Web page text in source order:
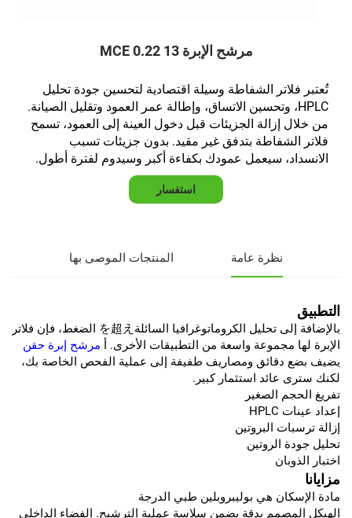
مرشح الإبرة 13 0.22 MCE
تُعتبر فلاتر الشفاطة وسيلة اقتصادية لتحسين جودة تحليل
HPLC، وتحسين الاتساق، وإطالة عمر العمود وتقليل الصيانة.
من خلال إزالة الجزيئات قبل دخول العينة إلى العمود، تسمح
فلاتر الشفاطة بتدفق غير مقيد. بدون جزيئات تسبب
الانسداد، سيعمل عمودك بكفاءة أكبر وسيدوم لفترة أطول.
استفسار
نظرة عامة المنتجات الموصى بها
التطبيق
بالإضافة إلى تحليل الكروماتوغرافيا السائلةを超え الضغط، فإن فلاتر
الإبرة لها مجموعة واسعة من التطبيقات الأخرى. أ مرشح إبرة حقن
يضيف بضع دقائق ومصاريف طفيفة إلى عملية الفحص الخاصة بك،
لكنك سترى عائد استثمار كبير.
تفريغ الحجم الصغير
إعداد عينات HPLC
إزالة ترسبات البروتين
تحليل جودة الروتين
اختبار الذوبان
مزايانا
مادة الإسكان هي بوليبروبلين طبي الدرجة
الهيكل المصمم بدقة يضمن سلاسة عملية الترشيح. الفضاء الداخلي